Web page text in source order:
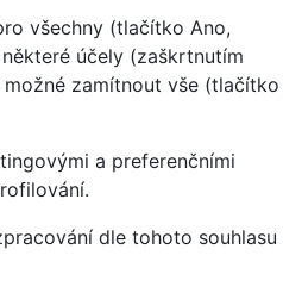
všechny (tlačítko Ano,
účely (zaškrtnutím
zamítnout vše (tlačítko
a preferenčními
dle tohoto souhlasu